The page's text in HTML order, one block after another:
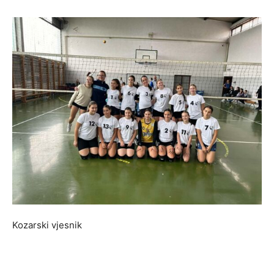
Kozarski vjesnik